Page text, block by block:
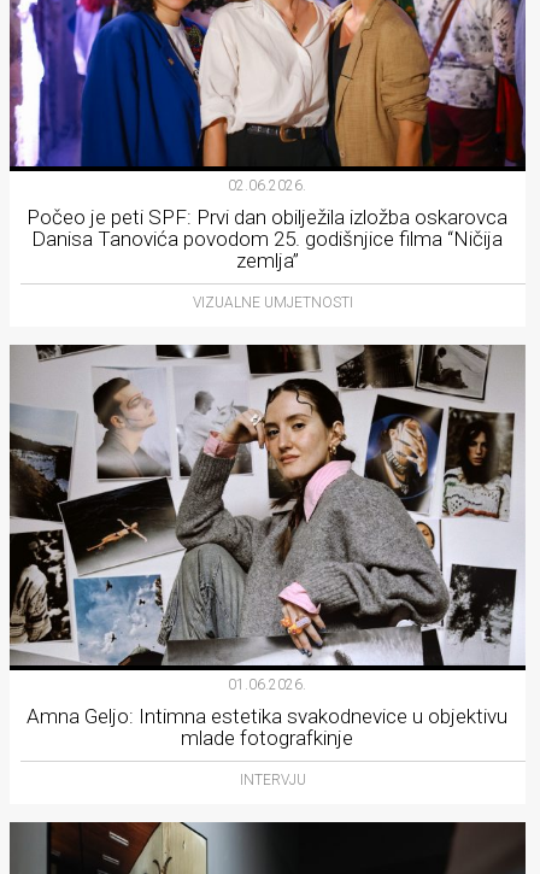
02.06.2026.
Počeo je peti SPF: Prvi dan obilježila izložba oskarovca
Danisa Tanovića povodom 25. godišnjice filma “Ničija
zemlja”
VIZUALNE UMJETNOSTI
01.06.2026.
Amna Geljo: Intimna estetika svakodnevice u objektivu
mlade fotografkinje
INTERVJU